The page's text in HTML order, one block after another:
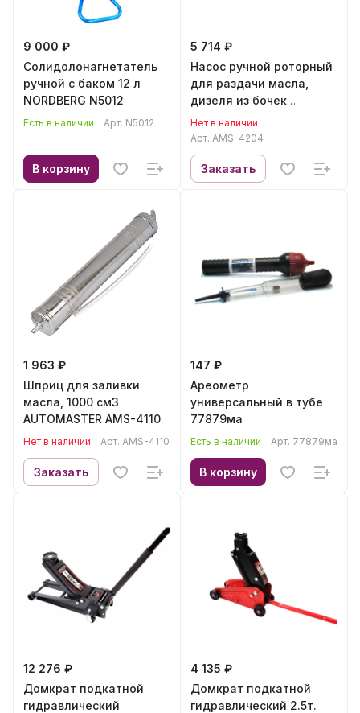
9 000 ₽
Солидолонагнетатель
ручной с баком 12 л
NORDBERG N5012
Есть в наличии Арт. N5012
В корзину
5 714 ₽
Насос ручной роторный
для раздачи масла,
дизеля из бочек
AUTOMASTER AMS-4204
Нет в наличии
Арт. AMS-4204
Заказать
1 963 ₽
Шприц для заливки
масла, 1000 см3
AUTOMASTER AMS-4110
Нет в наличии Арт. AMS-4110
Заказать
147 ₽
Ареометр
универсальный в тубе
77879ма
Есть в наличии Арт. 77879ма
В корзину
12 276 ₽
Домкрат подкатной
гидравлический
4 135 ₽
Домкрат подкатной
гидравлический 2.5т.